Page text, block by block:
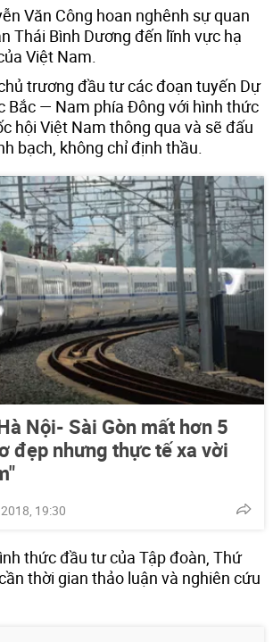
Văn Công hoan nghênh sự quan
Thái Bình Dương đến lĩnh vực hạ
Việt Nam.
trương đầu tư các đoạn tuyến Dự
Bắc — Nam phía Đông với hình thức
hội Việt Nam thông qua và sẽ đấu
bạch, không chỉ định thầu.
Nội- Sài Gòn mất hơn 5
đẹp nhưng thực tế xa vời
19:30
thức đầu tư của Tập đoàn, Thứ
thời gian thảo luận và nghiên cứu